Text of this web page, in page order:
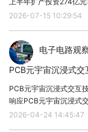
信，对国家发
早已被我国列
针对卫星通信产
会等部门出台
①国务院在《“
快布局卫星通
加摩尔定律逼近物理极
年，国内四大封测龙头
2026-07-15 10:29:54
电子电路观
PCB元宇宙沉浸式交互
响应PCB元宇宙沉浸式
迟降至1ms，较传统
2026-04-24 14:45:47